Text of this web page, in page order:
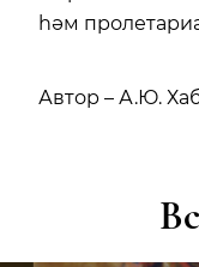
һәм
Автор – А.Ю.